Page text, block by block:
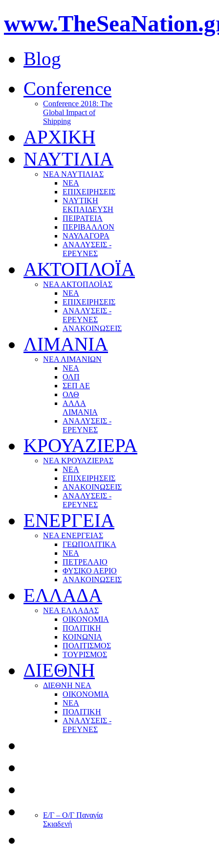
Blog
Conference
Conference 2018: The
Global Impact of
Shipping
ΑΡΧΙΚΗ
ΝΑΥΤΙΛΙΑ
ΝΕΑ ΝΑΥΤΙΛΙΑΣ
ΝΕΑ
ΕΠΙΧΕΙΡΗΣΕΙΣ
ΝΑΥΤΙΚΗ
ΕΚΠΑΙΔΕΥΣΗ
ΠΕΙΡΑΤΕΙΑ
ΠΕΡΙΒΑΛΛΟΝ
ΝΑΥΛΑΓΟΡΑ
ΑΝΑΛΥΣΕΙΣ -
ΕΡΕΥΝΕΣ
ΑΚΤΟΠΛΟΪΑ
ΝΕΑ ΑΚΤΟΠΛΟΪΑΣ
ΝΕΑ
ΕΠΙΧΕΙΡΗΣΕΙΣ
ΑΝΑΛΥΣΕΙΣ -
ΕΡΕΥΝΕΣ
ΑΝΑΚΟΙΝΩΣΕΙΣ
ΛΙΜΑΝΙΑ
ΝΕΑ ΛΙΜΑΝΙΩΝ
ΝΕΑ
ΟΛΠ
ΣΕΠ ΑΕ
ΟΛΘ
ΑΛΛΑ
ΛΙΜΑΝΙΑ
ΑΝΑΛΥΣΕΙΣ -
ΕΡΕΥΝΕΣ
ΚΡΟΥΑΖΙΕΡΑ
ΝΕΑ ΚΡΟΥΑΖΙΕΡΑΣ
NEA
ΕΠΙΧΕΙΡΗΣΕΙΣ
ΑΝΑΚΟΙΝΩΣΕΙΣ
ΑΝΑΛΥΣΕΙΣ -
ΕΡΕΥΝΕΣ
ΕΝΕΡΓΕΙΑ
ΝΕΑ ΕΝΕΡΓΕΙΑΣ
ΓΕΩΠΟΛΙΤΙΚΑ
ΝΕΑ
ΠΕΤΡΕΛΑΙΟ
ΦΥΣΙΚΟ ΑΕΡΙΟ
ΑΝΑΚΟΙΝΩΣΕΙΣ
ΕΛΛΑΔΑ
ΝΕΑ ΕΛΛΑΔΑΣ
ΟΙΚΟΝΟΜΙΑ
ΠΟΛΙΤΙΚΗ
ΚΟΙΝΩΝΙΑ
ΠΟΛΙΤΙΣΜΟΣ
ΤΟΥΡΙΣΜΟΣ
ΔΙΕΘΝΗ
ΔΙΕΘΝΗ ΝΕΑ
ΟΙΚΟΝΟΜΙΑ
ΝΕΑ
ΠΟΛΙΤΙΚΗ
ΑΝΑΛΥΣΕΙΣ -
ΕΡΕΥΝΕΣ
Ε/Γ – Ο/Γ Παναγία
Σκιαδενή